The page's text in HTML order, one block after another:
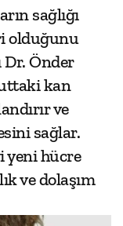
sağlığı
olduğunu
Dr. Önder
kan
ve
sağlar.
yeni hücre
ve dolaşım